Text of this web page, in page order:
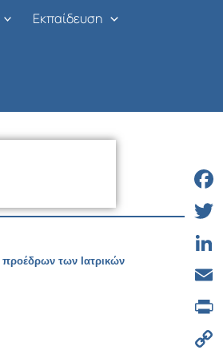
Εκπαίδευση
προέδρων των Ιατρικών
Email
Print